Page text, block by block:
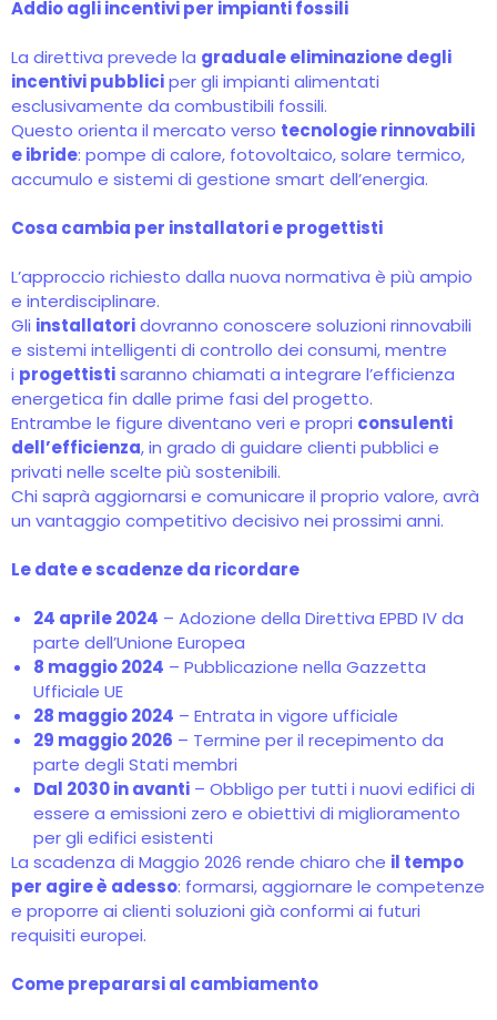
Addio agli incentivi per impianti fossili
La direttiva prevede la graduale eliminazione degli
incentivi pubbliciper gli impianti alimentati
esclusivamente da combustibili fossili.
Questo orienta il mercato verso tecnologie rinnovabili
e ibride: pompe di calore, fotovoltaico, solare termico,
accumulo e sistemi di gestione smart dell’energia.
Cosa cambia per installatori e progettisti
L’approccio richiesto dalla nuova normativa è più ampio
e interdisciplinare.
Gli installatoridovranno conoscere soluzioni rinnovabili
e sistemi intelligenti di controllo dei consumi, mentre
i progettistisaranno chiamati a integrare l’efficienza
energetica fin dalle prime fasi del progetto.
Entrambe le figure diventano veri e propri consulenti
dell’efficienza, in grado di guidare clienti pubblici e
privati nelle scelte più sostenibili.
Chi saprà aggiornarsi e comunicare il proprio valore, avrà
un vantaggio competitivo decisivo nei prossimi anni.
Le date e scadenze da ricordare
24 aprile 2024 – Adozione della Direttiva EPBD IV da
parte dell’Unione Europea
8 maggio 2024 – Pubblicazione nella Gazzetta
Ufficiale UE
28 maggio 2024 – Entrata in vigore ufficiale
29 maggio 2026 – Termine per il recepimento da
parte degli Stati membri
Dal 2030 in avanti – Obbligo per tutti i nuovi edifici di
essere a emissioni zero e obiettivi di miglioramento
per gli edifici esistenti
La scadenza di Maggio 2026 rende chiaro che il tempo
per agire è adesso: formarsi, aggiornare le competenze
e proporre ai clienti soluzioni già conformi ai futuri
requisiti europei.
Come prepararsi al cambiamento